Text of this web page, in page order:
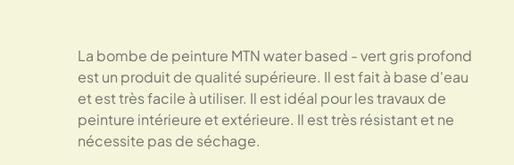
La bombe de peinture MTN water based - vert gris profond
est un produit de qualité supérieure. Il est fait à base d'eau
et est très facile à utiliser. Il est idéal pour les travaux de
peinture intérieure et extérieure. Il est très résistant et ne
nécessite pas de séchage.